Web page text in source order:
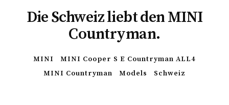
Die Schweiz liebt den MINI
Countryman.
MINI
MINI Cooper S E Countryman ALL4
MINI Countryman
Models Schweiz